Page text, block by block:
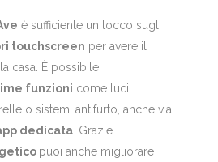
è sufficiente un tocco sugli
touchscreen per avere il
casa. È possibile
funzioni come luci,
o sistemi antifurto, anche via
dedicata. Grazie
puoi anche migliorare